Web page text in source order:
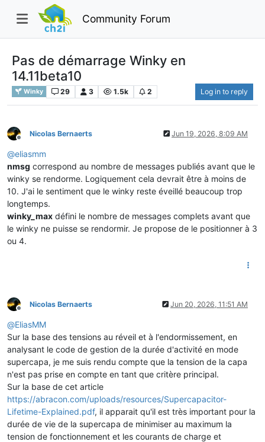
Community Forum
Pas de démarrage Winky en
14.11beta10
Winky 29 3 1.5k 2 Log in to reply
Offline
Nicolas Bernaerts Jun 19, 2026, 8:09 AM
@eliasmm
nmsg correspond au nombre de messages publiés avant que le
winky se rendorme. Logiquement cela devrait être à moins de
10. J'ai le sentiment que le winky reste éveillé beaucoup trop
longtemps.
winky_max défini le nombre de messages complets avant que
le winky ne puisse se rendormir. Je propose de le positionner à 3
ou 4.
Offline
Nicolas Bernaerts Jun 20, 2026, 11:51 AM
@EliasMM
Sur la base des tensions au réveil et à l'endormissement, en
analysant le code de gestion de la durée d'activité en mode
supercapa, je me suis rendu compte que la tension de la capa
n'est pas prise en compte en tant que critère principal.
Sur la base de cet article
https://abracon.com/uploads/resources/Supercapacitor-
Lifetime-Explained.pdf, il apparait qu'il est très important pour la
durée de vie de la supercapa de minimiser au maximum la
tension de fonctionnement et les courants de charge et